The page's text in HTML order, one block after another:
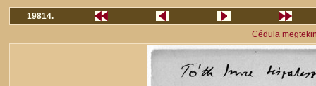
19814.
Cédula